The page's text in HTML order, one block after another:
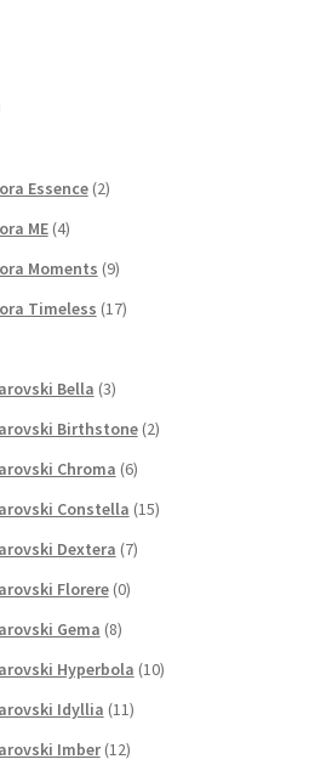
Essence (2)
ME (4)
Moments (9)
Timeless (17)
Bella (3)
Birthstone (2)
Chroma (6)
Constella (15)
Dextera (7)
Florere (0)
Gema (8)
Hyperbola (10)
Idyllia (11)
Imber (12)